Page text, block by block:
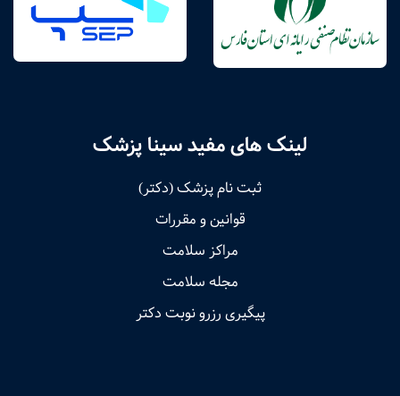
لینک های مفید سینا پزشک
ثبت نام پزشک (دکتر)
قوانین و مقررات
مراکز سلامت
مجله سلامت
پیگیری رزرو نوبت دکتر